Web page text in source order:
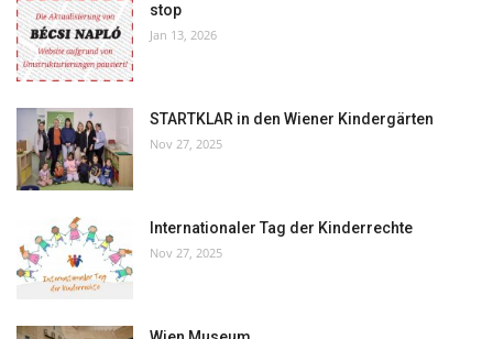
stop
Jan 13, 2026
STARTKLAR in den Wiener Kindergärten
Nov 27, 2025
Internationaler Tag der Kinderrechte
Nov 27, 2025